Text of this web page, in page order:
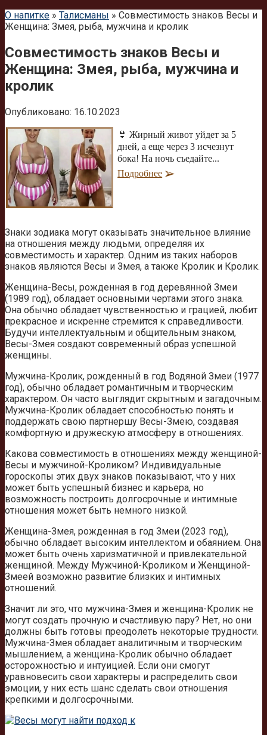
О напитке » Талисманы » Совместимость знаков Весы и
Женщина: Змея, рыба, мужчина и кролик
Совместимость знаков Весы и
Женщина: Змея, рыба, мужчина и
кролик
Опубликовано: 16.10.2023
👙 Жирный живот уйдет за 5
дней, а еще через 3 исчезнут
бока! На ночь съедайте...
Подробнее
Знаки зодиака могут оказывать значительное влияние
на отношения между людьми, определяя их
совместимость и характер. Одним из таких наборов
знаков являются Весы и Змея, а также Кролик и Кролик.
Женщина-Весы, рожденная в год деревянной Змеи
(1989 год), обладает основными чертами этого знака.
Она обычно обладает чувственностью и грацией, любит
прекрасное и искренне стремится к справедливости.
Будучи интеллектуальным и общительным знаком,
Весы-Змея создают современный образ успешной
женщины.
Мужчина-Кролик, рожденный в год Водяной Змеи (1977
год), обычно обладает романтичным и творческим
характером. Он часто выглядит скрытным и загадочным.
Мужчина-Кролик обладает способностью понять и
поддержать свою партнершу Весы-Змею, создавая
комфортную и дружескую атмосферу в отношениях.
Какова совместимость в отношениях между женщиной-
Весы и мужчиной-Кроликом? Индивидуальные
гороскопы этих двух знаков показывают, что у них
может быть успешный бизнес и карьера, но
возможность построить долгосрочные и интимные
отношения может быть немного низкой.
Женщина-Змея, рожденная в год Змеи (2023 год),
обычно обладает высоким интеллектом и обаянием. Она
может быть очень харизматичной и привлекательной
женщиной. Между Мужчиной-Кроликом и Женщиной-
Змеей возможно развитие близких и интимных
отношений.
Значит ли это, что мужчина-Змея и женщина-Кролик не
могут создать прочную и счастливую пару? Нет, но они
должны быть готовы преодолеть некоторые трудности.
Мужчина-Змея обладает аналитичным и творческим
мышлением, а женщина-Кролик обычно обладает
осторожностью и интуицией. Если они смогут
уравновесить свои характеры и распределить свои
эмоции, у них есть шанс сделать свои отношения
крепкими и долгосрочными.